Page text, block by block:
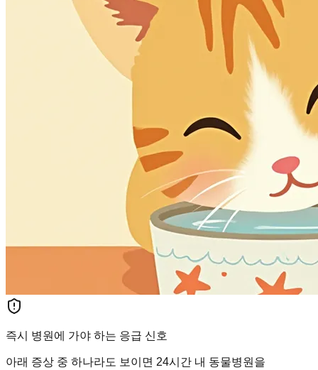
즉시 병원에 가야 하는 응급 신호
아래 증상 중 하나라도 보이면 24시간 내 동물병원을